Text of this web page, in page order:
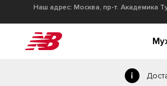
Наш адрес: Москва, пр-т. Академика